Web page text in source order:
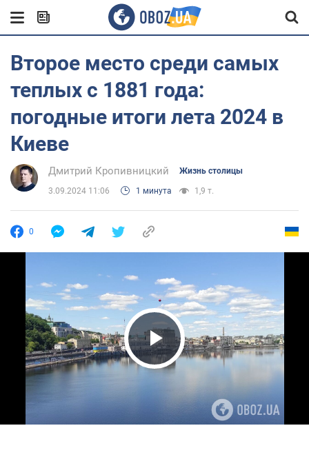
Второе место среди самых
теплых с 1881 года:
погодные итоги лета 2024 в
Киеве
Дмитрий Кропивницкий Жизнь столицы
3.09.2024 11:06 1 минута 1,9 т.
0
Play Video